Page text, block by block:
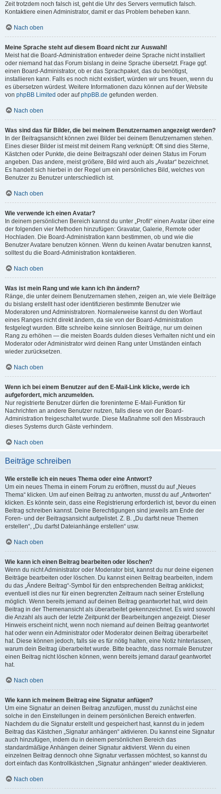
Zeit trotzdem noch falsch ist, geht die Uhr des Servers vermutlich falsch.
Kontaktiere einen Administrator, damit er das Problem beheben kann.
Nach oben
Meine Sprache steht auf diesem Board nicht zur Auswahl!
Meist hat die Board-Administration entweder deine Sprache nicht installiert
oder niemand hat das Forum bislang in deine Sprache übersetzt. Frage ggf.
einen Board-Administrator, ob er das Sprachpaket, das du benötigst,
installieren kann. Falls es noch nicht existiert, würden wir uns freuen, wenn du
es übersetzen würdest. Weitere Informationen dazu können auf der Website
von phpBB Limited oder aufphpBB.de gefunden werden.
Nach oben
Was sind das für Bilder, die bei meinem Benutzernamen angezeigt werden?
In der Beitragsansicht können zwei Bilder bei deinem Benutzernamen stehen.
Eines dieser Bilder ist meist mit deinem Rang verknüpft: Oft sind dies Sterne,
Kästchen oder Punkte, die deine Beitragszahl oder deinen Status im Forum
angeben. Das andere, meist größere, Bild wird auch als „Avatar“ bezeichnet.
Es handelt sich hierbei in der Regel um ein persönliches Bild, welches von
Benutzer zu Benutzer unterschiedlich ist.
Nach oben
Wie verwende ich einen Avatar?
In deinem persönlichen Bereich kannst du unter „Profil“ einen Avatar über eine
der folgenden vier Methoden hinzufügen: Gravatar, Galerie, Remote oder
Hochladen. Die Board-Administration kann bestimmen, ob und wie die
Benutzer Avatare benutzen können. Wenn du keinen Avatar benutzen kannst,
solltest du die Board-Administration kontaktieren.
Nach oben
Was ist mein Rang und wie kann ich ihn ändern?
Ränge, die unter deinem Benutzernamen stehen, zeigen an, wie viele Beiträge
du bislang erstellt hast oder identifizieren bestimmte Benutzer wie
Moderatoren und Administratoren. Normalerweise kannst du den Wortlaut
eines Ranges nicht direkt ändern, da sie von der Board-Administration
festgelegt wurden. Bitte schreibe keine sinnlosen Beiträge, nur um deinen
Rang zu erhöhen — die meisten Boards dulden dieses Verhalten nicht und ein
Moderator oder Administrator wird deinen Rang unter Umständen einfach
wieder zurücksetzen.
Nach oben
Wenn ich bei einem Benutzer auf den E-Mail-Link klicke, werde ich
aufgefordert, mich anzumelden.
Nur registrierte Benutzer dürfen die foreninterne E-Mail-Funktion für
Nachrichten an andere Benutzer nutzen, falls diese von der Board-
Administration freigeschaltet wurde. Diese Maßnahme soll den Missbrauch
dieses Systems durch Gäste verhindern.
Nach oben
Beiträge schreiben
Wie erstelle ich ein neues Thema oder eine Antwort?
Um ein neues Thema in einem Forum zu eröffnen, musst du auf „Neues
Thema“ klicken. Um auf einen Beitrag zu antworten, musst du auf „Antworten“
klicken. Es könnte sein, dass eine Registrierung erforderlich ist, bevor du einen
Beitrag schreiben kannst. Deine Berechtigungen sind jeweils am Ende der
Foren- und der Beitragsansicht aufgelistet. Z. B. „Du darfst neue Themen
erstellen“, „Du darfst Dateianhänge erstellen“ usw.
Nach oben
Wie kann ich einen Beitrag bearbeiten oder löschen?
Wenn du nicht Administrator oder Moderator bist, kannst du nur deine eigenen
Beiträge bearbeiten oder löschen. Du kannst einen Beitrag bearbeiten, indem
du das „Ändere Beitrag“-Symbol für den entsprechenden Beitrag anklickst;
eventuell ist dies nur für einen begrenzten Zeitraum nach seiner Erstellung
möglich. Wenn bereits jemand auf deinen Beitrag geantwortet hat, wird dein
Beitrag in der Themenansicht als überarbeitet gekennzeichnet. Es wird sowohl
die Anzahl als auch der letzte Zeitpunkt der Bearbeitungen angezeigt. Dieser
Hinweis erscheint nicht, wenn noch niemand auf deinen Beitrag geantwortet
hat oder wenn ein Administrator oder Moderator deinen Beitrag überarbeitet
hat. Diese können jedoch, falls sie es für nötig halten, eine Notiz hinterlassen,
warum dein Beitrag überarbeitet wurde. Bitte beachte, dass normale Benutzer
einen Beitrag nicht löschen können, wenn bereits jemand darauf geantwortet
hat.
Nach oben
Wie kann ich meinem Beitrag eine Signatur anfügen?
Um eine Signatur an deinen Beitrag anzufügen, musst du zunächst eine
solche in den Einstellungen in deinem persönlichen Bereich entwerfen.
Nachdem du die Signatur erstellt und gespeichert hast, kannst du in jedem
Beitrag das Kästchen „Signatur anhängen“ aktivieren. Du kannst eine Signatur
auch hinzufügen, indem du in deinem persönlichen Bereich das
standardmäßige Anhängen deiner Signatur aktivierst. Wenn du einen
einzelnen Beitrag dennoch ohne Signatur verfassen möchtest, so kannst du
dort einfach das Kontrollkästchen „Signatur anhängen“ wieder deaktivieren.
Nach oben